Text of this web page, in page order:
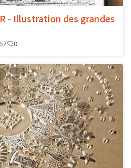
- Illustration des grandes
7 0